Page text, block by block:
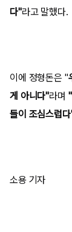
다"라고 말했다.
이에 정형돈은 "
게 아니다"라며
들이 조심스럽
소용 기자